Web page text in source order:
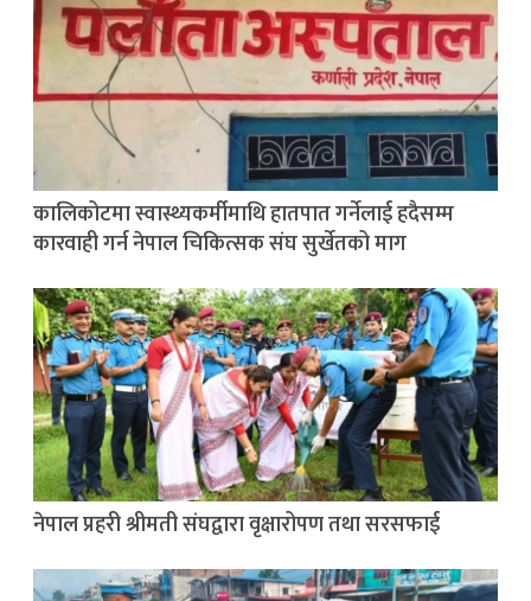
कालिकोटमा स्वास्थ्यकर्मीमाथि हातपात गर्नेलाई हदैसम्म
कारवाही गर्न नेपाल चिकित्सक संघ सुर्खेतको माग
नेपाल प्रहरी श्रीमती संघद्वारा वृक्षारोपण तथा सरसफाई